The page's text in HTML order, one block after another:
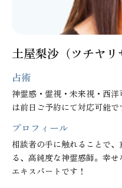
土屋梨沙（ツチヤリ
占術
神霊感・霊視・未来視・西
は前日ご予約にて対応可能で
プロフィール
相談者の手に触れることで
る、高純度な神霊感師。幸
エキスパートです！